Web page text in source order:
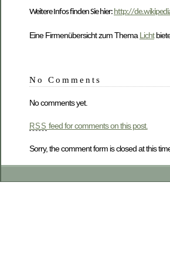
Weitere Infos finden Sie hier: http://
Eine Firmenübersicht zum Thema Licht
No Comments
No comments yet.
RSS feed for comments on this post.
Sorry, the comment form is closed at this